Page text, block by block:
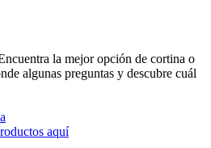
la mejor opción de cortina o
algunas preguntas y descubre cuál
aquí